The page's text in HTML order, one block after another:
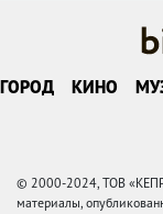
ГОРОД КИНО
© 2000-2024, ТОВ
материалы,